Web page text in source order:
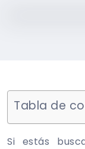
Tabla de
Si estás